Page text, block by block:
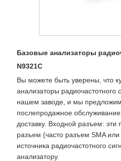
Базовые анализаторы
N9321C
Вы можете быть уверены, что
анализаторы радиочастотного
нашем заводе, и мы
послепродажное
доставку. Входной разъем:
разъем (часто разъем SMA
источника радиочастотного
анализатору.